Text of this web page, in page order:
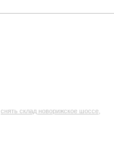
снять склад новорижское шоссе,